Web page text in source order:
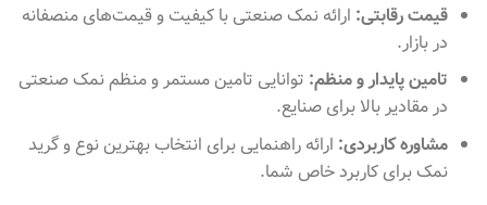
قیمت رقابتی: ارائه نمک صنعتی با کیفیت و قیمت‌های منصفانه
در بازار.
تامین پایدار و منظم: توانایی تامین مستمر و منظم نمک صنعتی
در مقادیر بالا برای صنایع.
مشاوره کاربردی: ارائه راهنمایی برای انتخاب بهترین نوع و گرید
نمک برای کاربرد خاص شما.